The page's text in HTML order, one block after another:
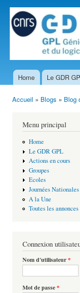
Menu principal
Home Le GDR
Accueil » Blogs » Blog
Menu principal
Home
Le GDR GPL
Actions en cours
Groupes
Ecoles
Journées Nationales
A la Une
Toutes les annonces
Connexion
Nom d'utilisateur*
Mot de passe*